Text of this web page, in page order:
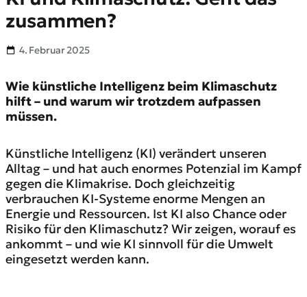
zusammen?
4. Februar 2025
Wie künstliche Intelligenz beim Klimaschutz
hilft – und warum wir trotzdem aufpassen
müssen.
Künstliche Intelligenz (KI) verändert unseren
Alltag – und hat auch enormes Potenzial im Kampf
gegen die Klimakrise. Doch gleichzeitig
verbrauchen KI-Systeme enorme Mengen an
Energie und Ressourcen. Ist KI also Chance oder
Risiko für den Klimaschutz? Wir zeigen, worauf es
ankommt – und wie KI sinnvoll für die Umwelt
eingesetzt werden kann.